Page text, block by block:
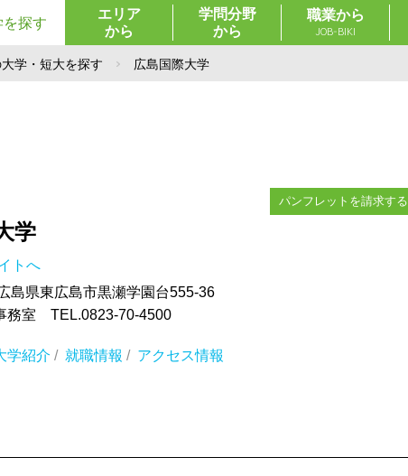
を探す
エリア
から
学問分野
から
職業から
JOB-BIKI
学・短大を探す 広島国際大学
学
トへ
県東広島市黒瀬学園台555-36
務室 TEL.0823-70-4500
パンフレットを請求する
学紹介 / 就職情報 / アクセス情報